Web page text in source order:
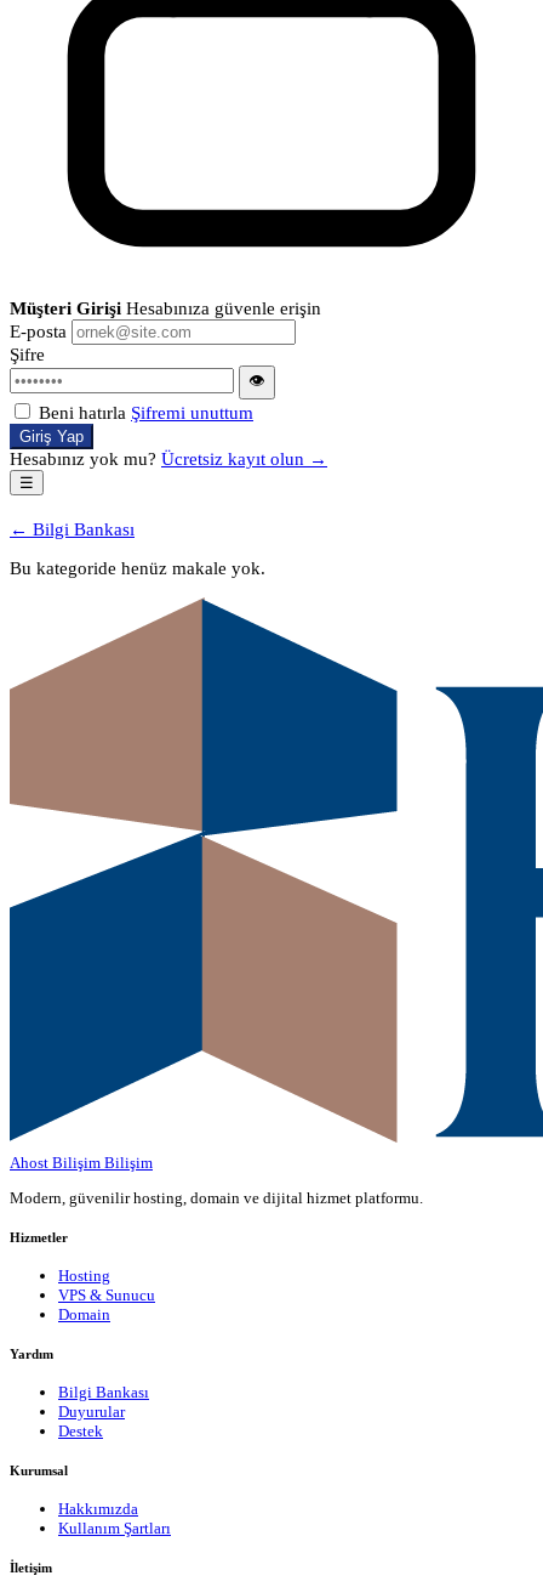
Müşteri Girişi Hesabınıza güvenle erişin
E-posta
Şifre
👁
Beni hatırla Şifremi unuttum
Giriş Yap
Hesabınız yok mu? Ücretsiz kayıt olun →
☰
← Bilgi Bankası
Bu kategoride henüz makale yok.
Ahost Bilişim Bilişim
Modern, güvenilir hosting, domain ve dijital hizmet platformu.
Hizmetler
Hosting
VPS & Sunucu
Domain
Yardım
Bilgi Bankası
Duyurular
Destek
Kurumsal
Hakkımızda
Kullanım Şartları
İletişim